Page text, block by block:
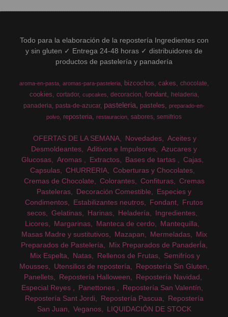
Todo para la elaboración de la repostería Ingredientes con
y sin gluten ✓ Entrega 24-48 horas ✓ distribuidores de
productos de pastelería y panadería
aroma-en-pasta aromas-para-pasteleria bizcochos cakes chocolate
cookies cortador cupcakes decoracion fondant
heladeria
panaderia pasta-de-azucar pasteleria pasteles
preparado-en-
polvo
reposteria restauracion sabores semifrios
OFERTAS DE LA SEMANA Novedades
Aceites y
Desmoldeantes
Aditivos e Impulsores
Azucares y
Glucosas
Aromas Extractos Bases de tartas
Cajas
Capsulas
CHURRERIA
Coberturas y Chocolates
Cremas de Chocolate
Colorantes Confituras
Cremas
Pasteleras
Decoración Comestible
Especies y
Condimentos
Estabilizantes neutros Fondant
Frutos
secos
Gelatinas Harinas Heladería
Ingredientes
Licores
Margarinas Manteca de cerdo
Mantequilla
Masas Madre y sustitutivos
Mazapan Mermeladas
Mix
Preparados de Pastelería
Mix Preparados de PanaderÍa
Mix Espelta
Natas Rellenos de Frutas
Semifríos y
Mousses
Utensilios de repostería
Repostería Sin Gluten
Panellets
Repostería Halloween
Repostería Navidad
Especial Reyes
Panettones
Repostería San Valentín
Repostería Sant Jordi
Repostería Pascua
Repostería
San Juan
Veganos LIQUIDACIÓN DE STOCK